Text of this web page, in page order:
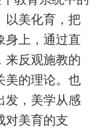
以美化育，把
身上，通过直
来反观施教的
美的理论。也
发，美学从感
对美育的支